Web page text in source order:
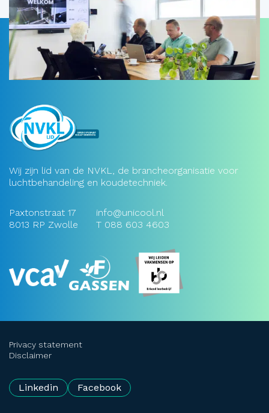
Wij zijn lid van de NVKL, de brancheorganisatie voor
luchtbehandeling en koudetechniek.
Paxtonstraat 17
8013 RP Zwolle
info@unicool.nl
T 088 603 4603
Privacy statement
Disclaimer
Linkedin Facebook